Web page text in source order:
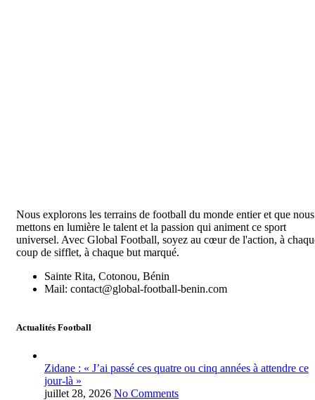
Nous explorons les terrains de football du monde entier et que nous
mettons en lumière le talent et la passion qui animent ce sport
universel. Avec Global Football, soyez au cœur de l'action, à
coup de sifflet, à chaque but marqué.
Sainte Rita, Cotonou, Bénin
Mail: contact@global-football-benin.com
Actualités Football
Zidane : « J’ai passé ces quatre ou cinq années à attendre ce
jour-là »
juillet 28, 2026 No Comments